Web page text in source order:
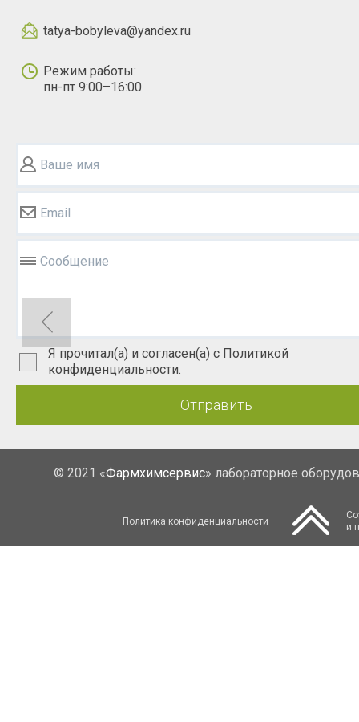
tatya-bobyleva@yandex.ru
Режим работы:
пн-пт 9:00–16:00
Ваше имя
Email
Сообщение
Я прочитал(а) и согласен(а) с Политикой
конфиденциальности.
Отправить
© 2021 «Фармхимсервис» лабораторное
Политика конфиденциальности
и